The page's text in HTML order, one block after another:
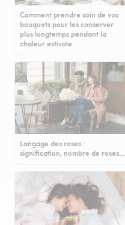
Comment prendre soin de vos
bouquets pour les conserver
plus longtemps pendant la
chaleur estivale
Langage des roses :
signification, nombre de roses…